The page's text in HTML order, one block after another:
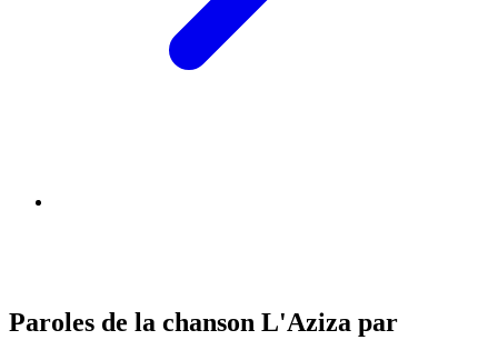
Paroles de la chanson L'Aziza par